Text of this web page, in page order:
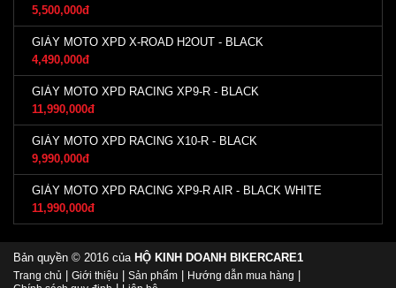
5,500,000đ
GIÀY MOTO XPD X-ROAD H2OUT - BLACK
4,490,000đ
GIÀY MOTO XPD RACING XP9-R - BLACK
11,990,000đ
GIÀY MOTO XPD RACING X10-R - BLACK
9,990,000đ
GIÀY MOTO XPD RACING XP9-R AIR - BLACK WHITE
11,990,000đ
Bản quyền © 2016 của HỘ KINH DOANH BIKERCARE1
Trang chủ | Giới thiệu | Sản phẩm | Hướng dẫn mua hàng |